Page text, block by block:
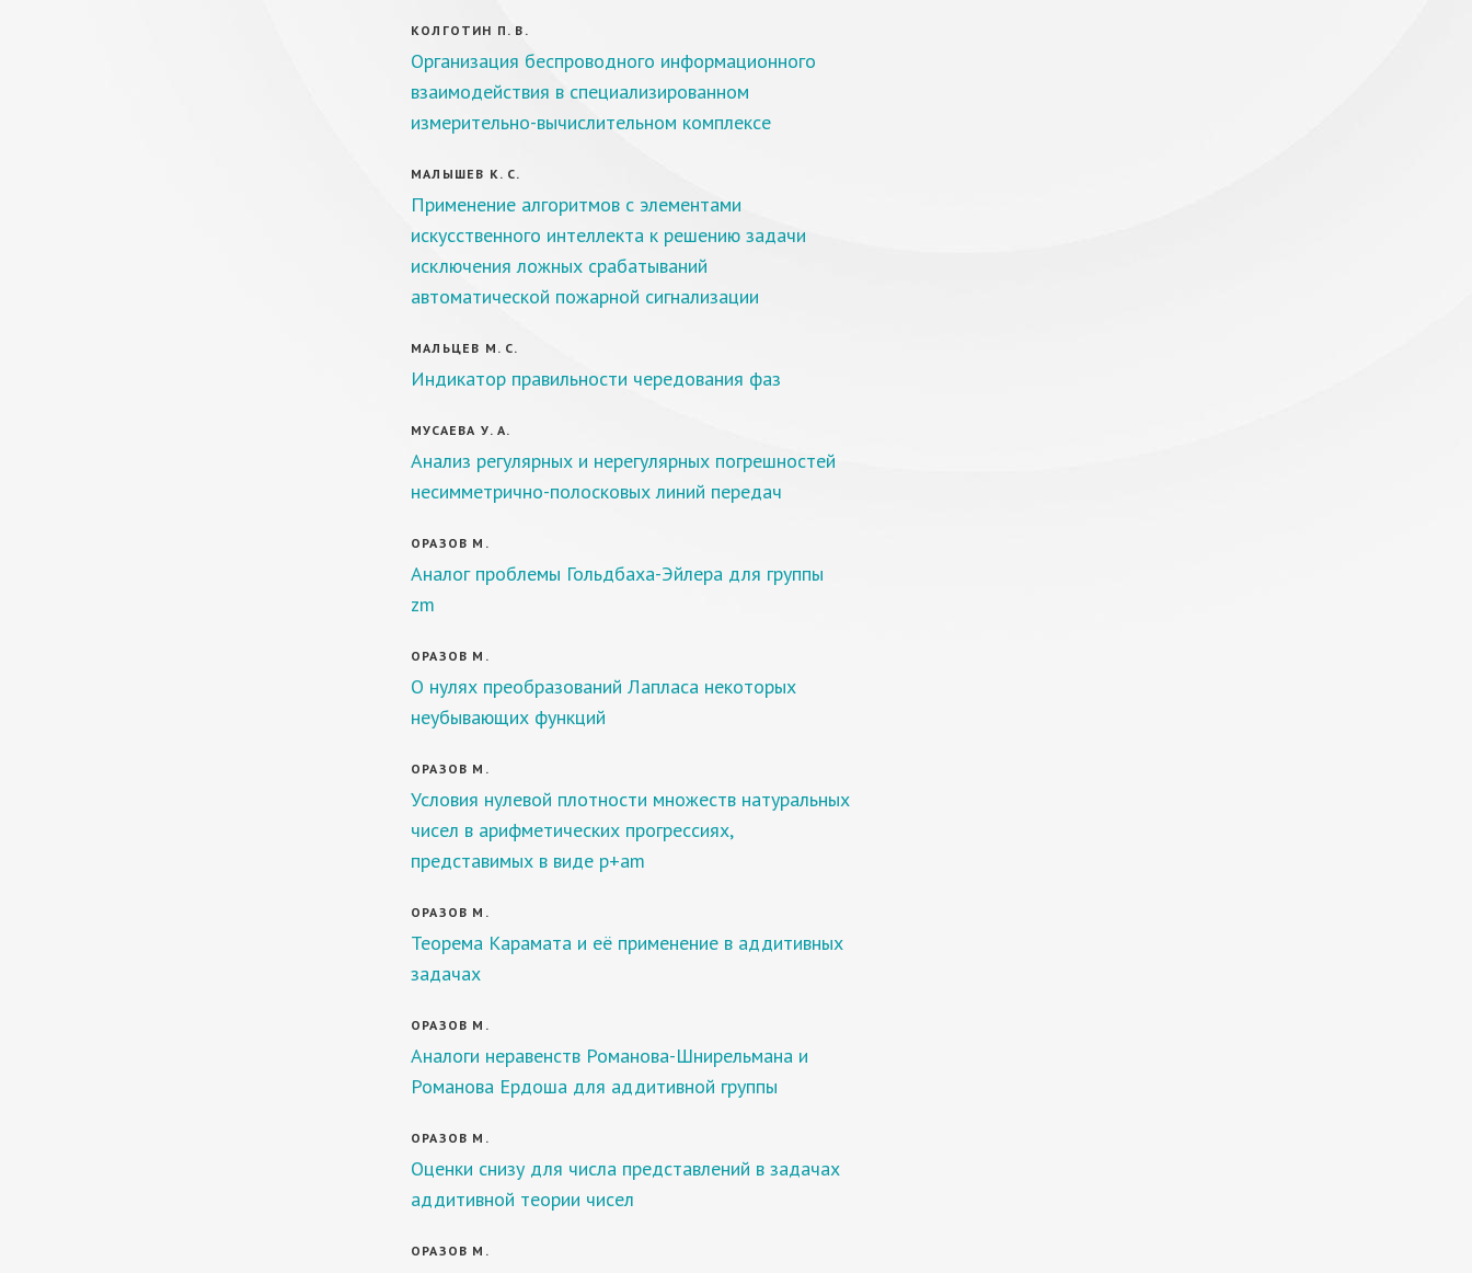
КОЛГОТИН П. В.
Организация беспроводного информационного
взаимодействия в специализированном
измерительно-вычислительном комплексе
МАЛЫШЕВ К. С.
Применение алгоритмов с элементами
искусственного интеллекта к решению задачи
исключения ложных срабатываний
автоматической пожарной сигнализации
МАЛЬЦЕВ М. С.
Индикатор правильности чередования фаз
МУСАЕВА У. А.
Анализ регулярных и нерегулярных погрешностей
несимметрично-полосковых линий передач
ОРАЗОВ М.
Аналог проблемы Гольдбаха-Эйлера для группы
zm
ОРАЗОВ М.
О нулях преобразований Лапласа некоторых
неубывающих функций
ОРАЗОВ М.
Условия нулевой плотности множеств натуральных
чисел в арифметических прогрессиях,
представимых в виде p+am
ОРАЗОВ М.
Теорема Карамата и её применение в аддитивных
задачах
ОРАЗОВ М.
Аналоги неравенств Романова-Шнирельмана и
Романова Ердоша для аддитивной группы
ОРАЗОВ М.
Оценки снизу для числа представлений в задачах
аддитивной теории чисел
ОРАЗОВ М.